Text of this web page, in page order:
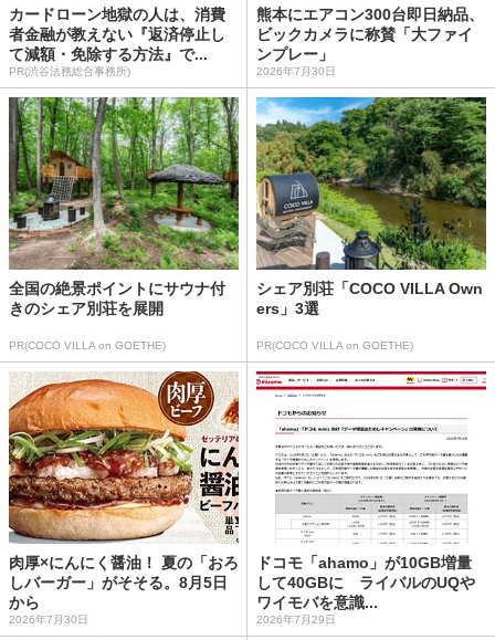
カードローン地獄の人は、消費
者金融が教えない『返済停止し
て減額・免除する方法』で...
PR(渋谷法務総合事務所)
熊本にエアコン300台即日納品、
ビックカメラに称賛「大ファイ
ンプレー」
2026年7月30日
全国の絶景ポイントにサウナ付
きのシェア別荘を展開
PR(COCO VILLA on GOETHE)
シェア別荘「COCO VILLA Own
ers」3選
PR(COCO VILLA on GOETHE)
肉厚×にんにく醤油！ 夏の「おろ
しバーガー」がそそる。8月5日
から
2026年7月30日
ドコモ「ahamo」が10GB増量
して40GBに ライバルのUQや
ワイモバを意識...
2026年7月29日